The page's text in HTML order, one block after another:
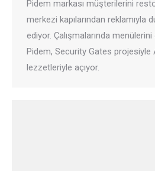
Pidem markası müşterilerini
merkezi kapılarından reklamıyla
ediyor. Çalışmalarında
Pidem, Security Gates projesiyle
lezzetleriyle açıyor.